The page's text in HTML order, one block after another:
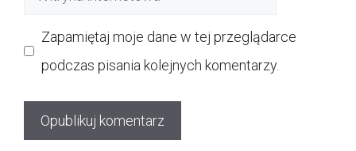
Zapamiętaj moje dane w tej przeglądarce
podczas pisania kolejnych komentarzy.